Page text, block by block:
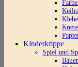
Kinderkrippe
Spiel und